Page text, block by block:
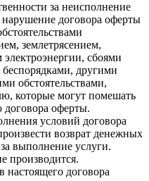
за неисполнение
договора оферты
землетрясением,
электроэнергии, сбоями
другими
обстоятельствами,
которые могут помешать
оферты.
условий договора
возврат денежных
выполнение услуги.
производится.
настоящего договора